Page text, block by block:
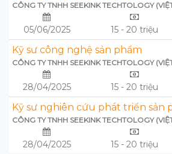
CÔNG TY TNHH SEEKINK TECHTOLOGY
05/06/2025 15 - 20 triệu
Kỹ sư công nghệ sản phẩm
CÔNG TY TNHH SEEKINK TECHTOLOGY
28/04/2025 15 - 20 triệu
Kỹ sư nghiên cứu phát triển sản
CÔNG TY TNHH SEEKINK TECHTOLOGY
28/04/2025 15 - 20 triệu